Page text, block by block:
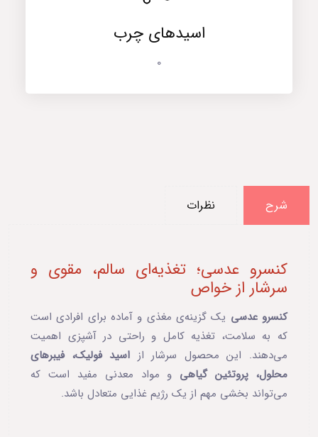
اسیدهای چرب
0
شرح نظرات
کنسرو عدسی؛ تغذیه‌ای سالم، مقوی و
سرشار از خواص
کنسرو عدسی یک گزینه‌ی مغذی و آماده برای افرادی است
که به سلامت، تغذیه کامل و راحتی در آشپزی اهمیت
می‌دهند. این محصول سرشار از اسید فولیک، فیبرهای
محلول، پروتئین گیاهی و مواد معدنی مفید است که
می‌تواند بخشی مهم از یک رژیم غذایی متعادل باشد.